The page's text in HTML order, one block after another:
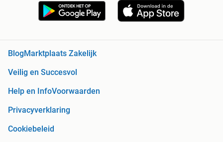
BlogMarktplaats Zakelijk
Veilig en Succesvol
Help en InfoVoorwaarden
Privacyverklaring
Cookiebeleid